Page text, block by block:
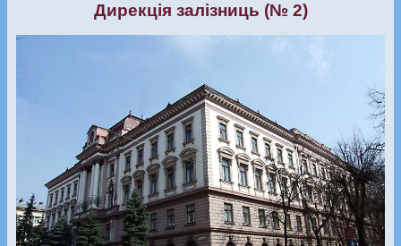
Дирекція залізниць (№ 2)